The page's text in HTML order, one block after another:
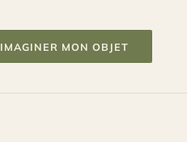
IMAGINER MON OBJET